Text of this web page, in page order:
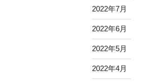
2022年7月
2022年6月
2022年5月
2022年4月